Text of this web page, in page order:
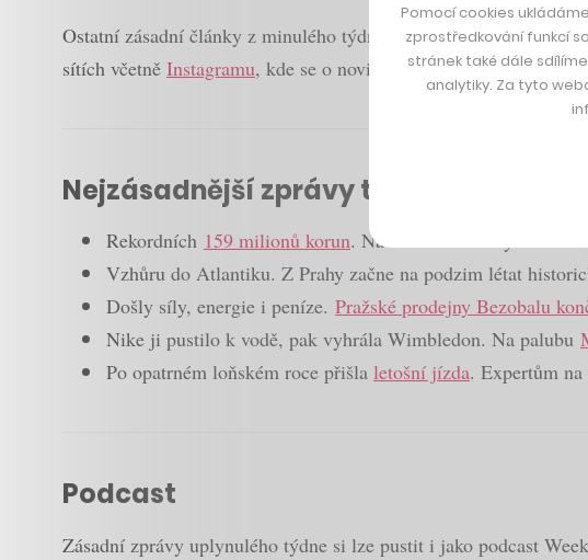
Ostatní zásadní články z minulého týdne najdete níže. Nyní
sítích včetně Instagramu, kde se o novinkách můžete dozvědět
Nejzásadnější zprávy týdne
Rekordních 159 milionů korun. Nadace Kellnerových loni
Vzhůru do Atlantiku. Z Prahy začne na podzim létat
Došly síly, energie i peníze. Pražské prodejny Bezobalu
Nike ji pustilo k vodě, pak vyhrála Wimbledon. Na palubu
Po opatrném loňském roce přišla letošní jízda. Expertům
Podcast
Zásadní zprávy uplynulého týdne si lze pustit i jako podcast
Pomocí cookies
zprostředkování funkcí
stránek také dále
analytiky. Za tyto